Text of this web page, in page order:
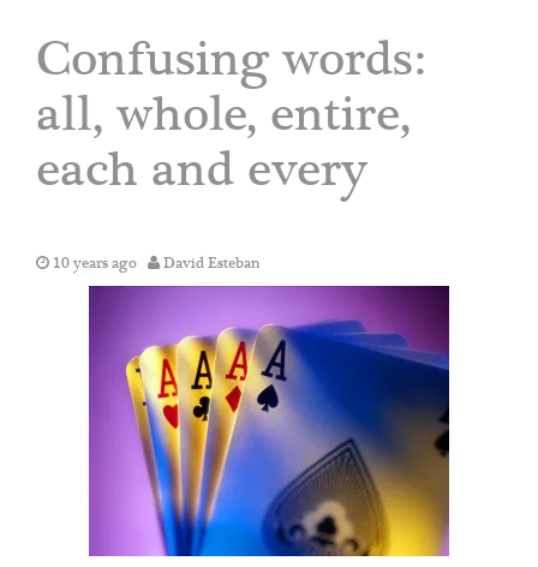
Confusing words:
all, whole, entire,
each and every
10 years ago David Esteban